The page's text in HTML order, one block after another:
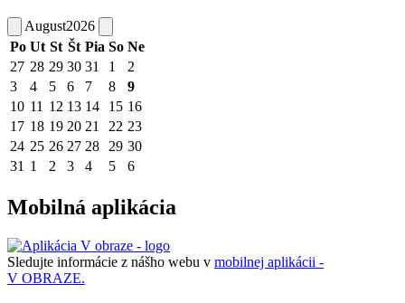
August2026
Po Ut St Št Pia So Ne
27 28 29 30 31 1
2
3
4 5 6 7 8
9
10 11 12 13 14 15 16
17 18 19 20 21 22 23
24 25 26 27 28 29 30
31 1 2 3 4 5 6
Mobilná aplikácia
Sledujte informácie z nášho webu v mobilnej aplikácii -
V OBRAZE.